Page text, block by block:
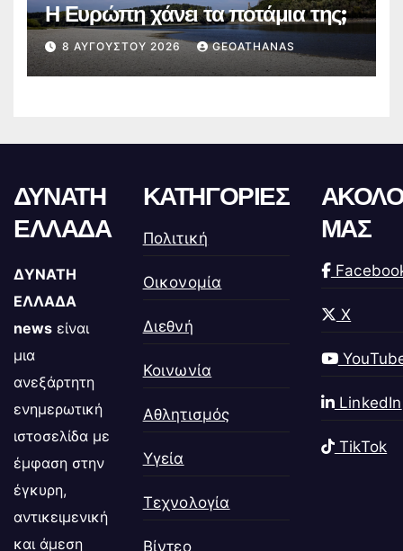
Η Ευρώπη χάνει τα ποτάμια της;
8 ΑΥΓΟΎΣΤΟΥ 2026 GEOATHANAS
ΔΥΝΑΤΗ
ΕΛΛΑΔΑ
ΔΥΝΑΤΗ
ΕΛΛΑΔΑ
news είναι
μια
ανεξάρτητη
ενημερωτική
ιστοσελίδα με
έμφαση στην
έγκυρη,
αντικειμενική
και άμεση
ΚΑΤΗΓΟΡΙΕΣ
Πολιτική
Οικονομία
Διεθνή
Κοινωνία
Αθλητισμός
Υγεία
Τεχνολογία
Βίντεο
ΜΑΣ
X
LinkedIn
TikTok